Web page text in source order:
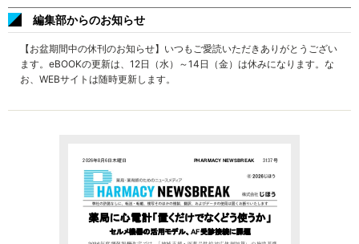
編集部からのお知らせ
【お盆期間中の休刊のお知らせ】いつもご愛読いただきありがとうござい
ます。eBOOKの更新は、12日（水）～14日（金）は休みになります。な
お、WEBサイトは随時更新します。